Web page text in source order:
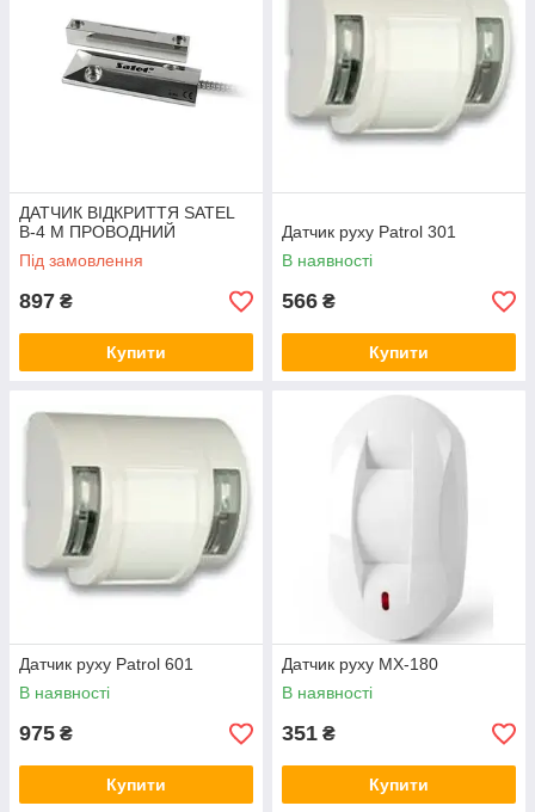
ДАТЧИК ВІДКРИТТЯ SATEL
B-4 M ПРОВОДНИЙ
Під замовлення
897 ₴
Купити
Датчик руху Patrol 301
В наявності
566 ₴
Купити
Датчик руху Patrol 601
В наявності
975 ₴
Купити
Датчик руху MX-180
В наявності
351 ₴
Купити